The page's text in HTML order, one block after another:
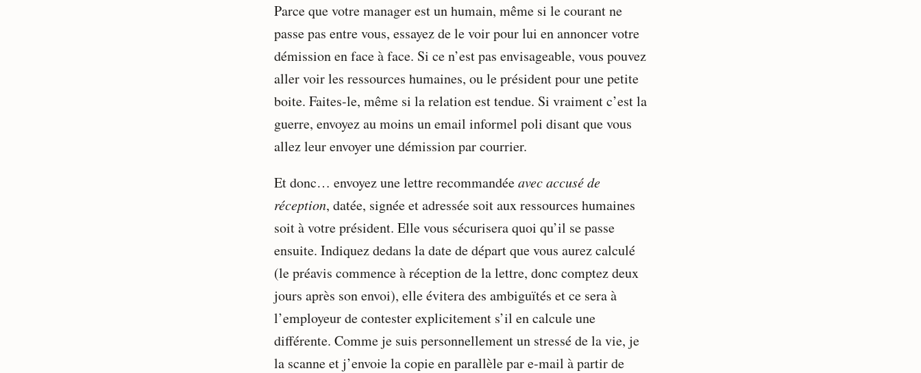
Parce que votre manager est un humain, même si le courant ne
passe pas entre vous, essayez de le voir pour lui en annoncer votre
démission en face à face. Si ce n’est pas envisageable, vous pouvez
aller voir les ressources humaines, ou le président pour une petite
boite. Faites-le, même si la relation est tendue. Si vraiment c’est la
guerre, envoyez au moins un email informel poli disant que vous
allez leur envoyer une démission par courrier.
Et donc… envoyez une lettre recommandéeavec accusé de
réception, datée, signée et adressée soit aux ressources humaines
soit à votre président. Elle vous sécurisera quoi qu’il se passe
ensuite. Indiquez dedans la date de départ que vous aurez calculé
(le préavis commence à réception de la lettre, donc comptez deux
jours après son envoi), elle évitera des ambiguïtés et ce sera à
l’employeur de contester explicitement s’il en calcule une
différente. Comme je suis personnellement un stressé de la vie, je
la scanne et j’envoie la copie en parallèle par e-mail à partir de